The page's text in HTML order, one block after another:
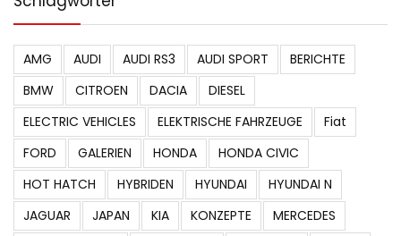
AMG AUDI AUDI RS3 AUDI SPORT
BERICHTE
BMW
CITROEN DACIA
DIESEL
ELECTRIC VEHICLES
ELEKTRISCHE FAHRZEUGE
Fiat
FORD
GALERIEN HONDA
HONDA CIVIC
HOT HATCH
HYBRIDEN HYUNDAI
HYUNDAI N
JAGUAR
JAPAN KIA KONZEPTE
MERCEDES